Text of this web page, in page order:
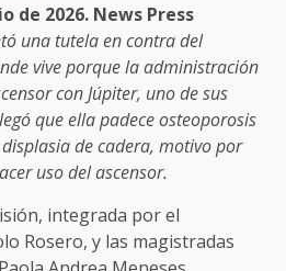
de 2026. News Press
una tutela en contra del
vive porque la administración
con Júpiter, uno de sus
que ella padece osteoporosis
de cadera, motivo por
uso del ascensor.
integrada por el
Rosero, y las magistradas